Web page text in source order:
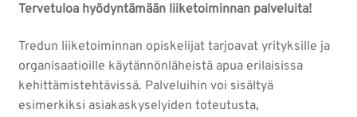
Tervetuloa hyödyntämään liiketoiminnan palveluita!
Tredun liiketoiminnan opiskelijat tarjoavat yrityksille ja
organisaatioille käytännönläheistä apua erilaisissa
kehittämistehtävissä. Palveluihin voi sisältyä
esimerkiksi asiakaskyselyiden toteutusta,